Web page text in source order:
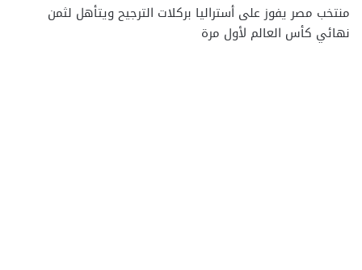
منتخب مصر يفوز على أستراليا بركلات الترجيح ويتأهل لثمن
نهائي كأس العالم لأول مرة